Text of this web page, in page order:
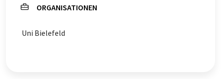
ORGANISATIONEN
Uni Bielefeld